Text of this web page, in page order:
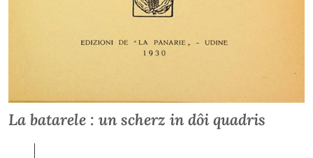
La batarele : un scherz in dôi quadris